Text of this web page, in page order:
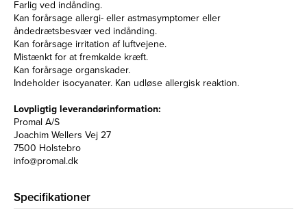
Farlig ved indånding.
Kan forårsage allergi- eller astmasymptomer eller
åndedrætsbesvær ved indånding.
Kan forårsage irritation af luftvejene.
Mistænkt for at fremkalde kræft.
Kan forårsage organskader.
Indeholder isocyanater. Kan udløse allergisk reaktion.
Lovpligtig leverandørinformation:
Promal A/S
Joachim Wellers Vej 27
7500 Holstebro
info@promal.dk
Specifikationer